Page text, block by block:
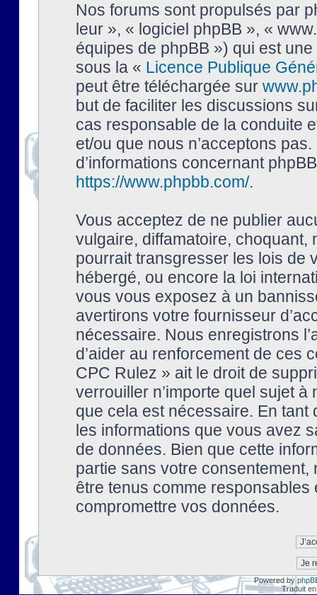
Nos forums sont propulsés par
leur », « logiciel phpBB », «
équipes de phpBB ») qui est
sous la « Licence Publique
peut être téléchargée sur
but de faciliter les discussions
cas responsable de la conduite
et/ou que nous n’acceptons
d’informations concernant
https://www.phpbb.com/.
Vous acceptez de ne publier
vulgaire, diffamatoire, choquant,
pourrait transgresser les lois de
hébergé, ou encore la loi
vous vous exposez à un
avertirons votre fournisseur
nécessaire. Nous enregistrons
d’aider au renforcement de ces
CPC Rulez » ait le droit de
verrouiller n’importe quel sujet à
que cela est nécessaire. En tant
les informations que vous avez
de données. Bien que cette
partie sans votre
être tenus comme
compromettre vos données.
Powered by
Traduit